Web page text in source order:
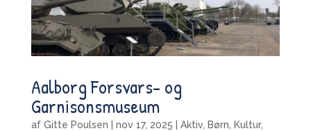
Aalborg Forsvars- og
Garnisonsmuseum
af Gitte Poulsen nov 17, 2025 Aktiv, Børn Kultur,